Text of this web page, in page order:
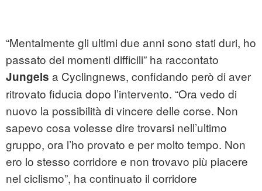
“Mentalmente gli ultimi due anni sono stati duri, ho
passato dei momenti difficili” ha raccontato
Jungels a Cyclingnews, confidando però di aver
ritrovato fiducia dopo l’intervento. “Ora vedo di
nuovo la possibilità di vincere delle corse. Non
sapevo cosa volesse dire trovarsi nell’ultimo
gruppo, ora l’ho provato e per molto tempo. Non
ero lo stesso corridore e non trovavo più piacere
nel ciclismo”, ha continuato il corridore